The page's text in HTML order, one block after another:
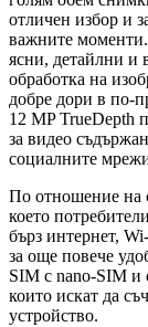
отличен избор и
важните
ясни, детайлни и
обработка на
добре дори в по-
12 MP TrueDepth
за видео
социалните
По отношение на
което
бърз интернет,
за още повече
SIM с nano-SIM и
които искат да
устройство.